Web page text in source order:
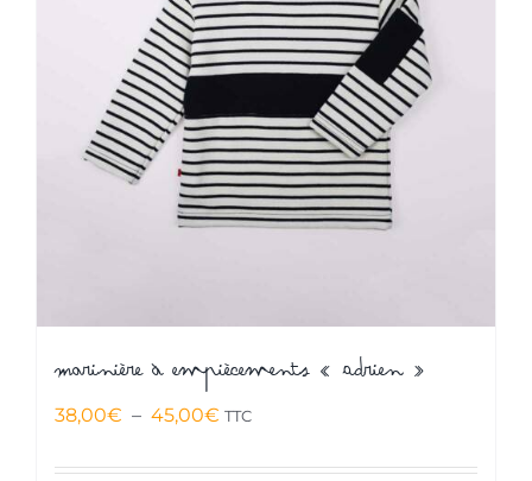
Marinière à empiècements « Adrien »
38,00€ – 45,00€ Plage
TTC